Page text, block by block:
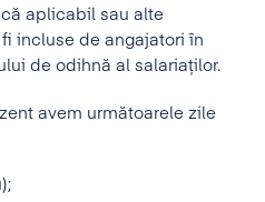
aplicabil sau alte
incluse de angajatori în
de odihnă al salariaților.
avem următoarele zile